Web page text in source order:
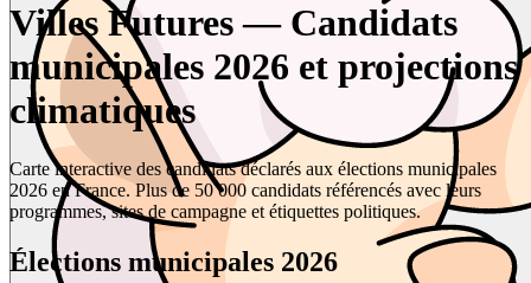
Villes Futures — Candidats
municipales 2026 et projections
climatiques
Carte interactive des candidats déclarés aux élections municipales
2026 en France. Plus de 50 000 candidats référencés avec leurs
programmes, sites de campagne et étiquettes politiques.
Élections municipales 2026